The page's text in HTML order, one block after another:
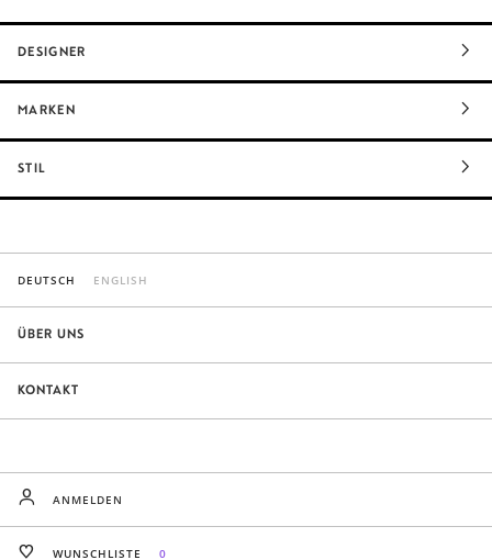
DESIGNER
MARKEN
STIL
DEUTSCH ENGLISH
ÜBER UNS
KONTAKT
ANMELDEN
WUNSCHLISTE 0